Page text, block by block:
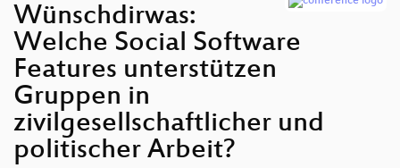
Wünschdirwas:
Welche Social Software
Features unterstützen
Gruppen in
zivilgesellschaftlicher und
politischer Arbeit?